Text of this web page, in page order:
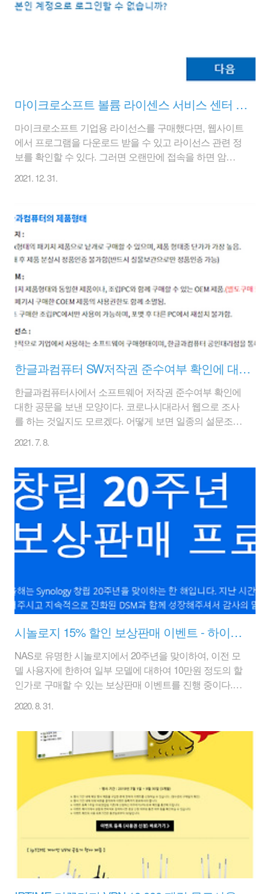
가 별로 없어서 폰트 사용에 제한이 많았다. 그리고 폰트
마이크로소프트 볼륨 라이센스 서비스 센터 암호 재설정 방법
마이크로소프트 기업용 라이선스를 구매했다면, 웹사이트
에서 프로그램을 다운로드 받을 수 있고 라이선스 관련 정
보를 확인할 수 있다. 그러면 오랜만에 접속을 하면 암호
해서 이메일 계정 주소를 입력한다. 이것을 모른다면 어쩔
https://www.microsoft.com/Licensing/servicecenter/Home.aspx
2. 암호를 잊어버렸음을 클릭한다. 3. 이메일 주소와 보이
는 단어를 입력해서 다음 을 클릭한다. 4. 인증을 위한 인
증코드 발송을 한다. 5. 그러면 본인의 메일로 인증코드를
확인 가능하다. 확인 된 '회원님의 코드'를 입력해 준다. 6.
인증 코드를 입력하면, 새 암호를 입력할 수 있는 화면으
로 이동한다. 새 ..
2021. 12. 31.
한글과컴퓨터 SW저작권 준수여부 확인에 대한 페이지
한글과컴퓨터사에서 소프트웨어 저작권 준수여부 확인에
대한 공문을 보낸 모양이다. 코로나시대라서 웹으로 조사
를 하는 것일지도 모르겠다. 어떻게 보면 일종의 설문조사
을 쓰고 있는지 조사하는 바일 수 있도 있다. 한글과컴퓨
터 사에서는 불법 소프트웨어 단속이 아니라고 말을 하지
만.. 단속 아닌 단속 같은 느낌은 무엇이지?? [한글과컴퓨
터 SW저작권 준수여부 확인 요청의 건] 공문을 수령하신
고객사에서는 아래의 링크를 통해 사용하고 계신 한글과
컴퓨터 소프트웨어 제품에 대한 "사용현황 확인서"를 작성
하실 수 있습니다. 작성하신 후 해당 내용에 대해 문의사
항이 있을 경우 당사 또는 당사의 공인대리점을 통해 연락
2021. 7. 8.
시놀로지 15% 할인 보상판매 이벤트 - 하이마트 (~2020/09/16)
NAS로 유명한 시놀로지에서 20주년을 맞이하여, 이전 모
델 사용자에 한하여 일부 모델에 대하여 10만원 정도의 할
인가로 구매할 수 있는 보상판매 이벤트를 진행 중이다.
를 입력해서 진행을 하면 된다. 그리하여 쿠폰번호를 받으
면 하이마트 쇼핑몰에서 해당 쿠폰번호를 활용하여 구매
진행을 하면 된다고 한다. 수량 제한도 있다고 하니 참고
하자. 올해는 Synology 창립 20주년을 맞이하는 한 해입니
다. 지난 시간 동안 여러분이 있어주시고 지속적으로 진화
된 DSM과 함께 성장해주셔서 감사의 말씀을 드리고 싶습
니다. 오랫동안 Synology 제품을 애용해주신 고객 여러분
께 감사를 표하고자 창립 20주년 보상판매 프로그램을 준
비하게 되었습니다. DS ..
2020. 8. 31.